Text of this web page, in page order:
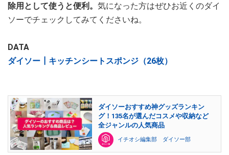
除用として使うと便利。 気になった方はぜひお近くのダイ
ソーでチェックしてみてくださいね。
DATA
ダイソー┃キッチンシートスポンジ（26枚）
ダイソーおすすめ神グッズランキン
グ！135名が選んだコスメや収納など
全ジャンルの人気商品
イチオシ編集部 ダイソー部